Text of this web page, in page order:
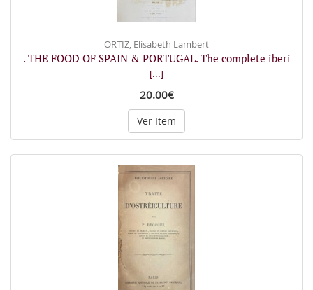
ORTIZ, Elisabeth Lambert
. THE FOOD OF SPAIN & PORTUGAL. The complete iberi
[...]
20.00€
Ver Item